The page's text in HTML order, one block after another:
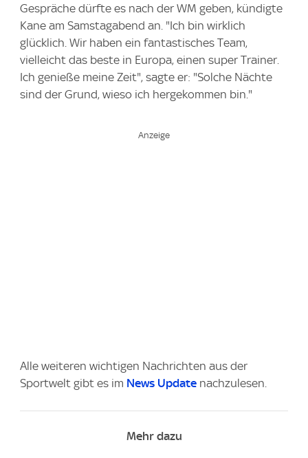
Gespräche dürfte es nach der WM geben, kündigte
Kane am Samstagabend an. "Ich bin wirklich
glücklich. Wir haben ein fantastisches Team,
vielleicht das beste in Europa, einen super Trainer.
Ich genieße meine Zeit", sagte er: "Solche Nächte
sind der Grund, wieso ich hergekommen bin."
Alle weiteren wichtigen Nachrichten aus der
Sportwelt gibt es im News Update nachzulesen.
Mehr dazu